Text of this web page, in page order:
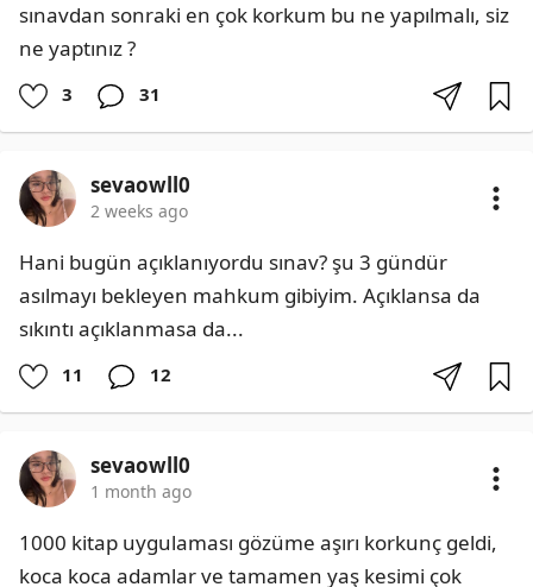
sınavdan sonraki en çok korkum bu ne yapılmalı, siz
ne yaptınız ?
3 31
sevaowll0
2 weeks ago
Hani bugün açıklanıyordu sınav? şu 3 gündür
asılmayı bekleyen mahkum gibiyim. Açıklansa da
sıkıntı açıklanmasa da...
11 12
sevaowll0
1 month ago
1000 kitap uygulaması gözüme aşırı korkunç geldi,
koca koca adamlar ve tamamen yaş kesimi çok